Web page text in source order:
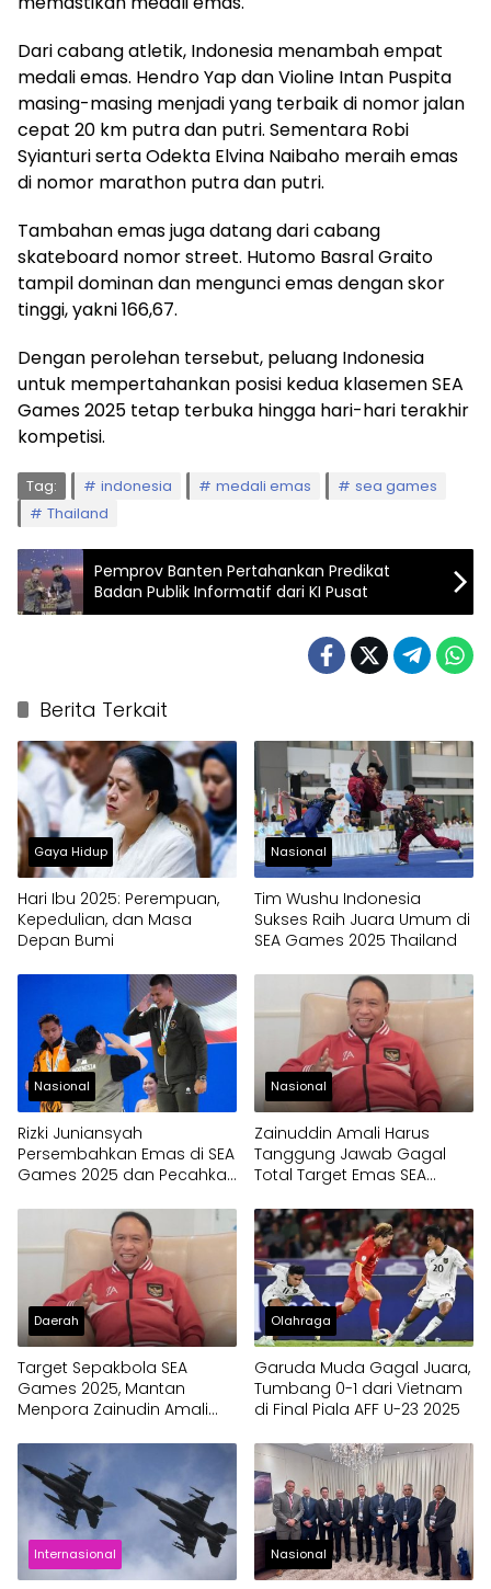
Dari cabang atletik, Indonesia menambah empat
medali emas. Hendro Yap dan Violine Intan Puspita
masing-masing menjadi yang terbaik di nomor jalan
cepat 20 km putra dan putri. Sementara Robi
Syianturi serta Odekta Elvina Naibaho meraih emas
di nomor marathon putra dan putri.
Tambahan emas juga datang dari cabang
skateboard nomor street. Hutomo Basral Graito
tampil dominan dan mengunci emas dengan skor
tinggi, yakni 166,67.
Dengan perolehan tersebut, peluang Indonesia
untuk mempertahankan posisi kedua klasemen SEA
Games 2025 tetap terbuka hingga hari-hari terakhir
kompetisi.
Tag: indonesia medali emas
sea games
Thailand
Pemprov Banten Pertahankan Predikat
Badan Publik Informatif dari KI Pusat
Berita Terkait
Gaya Hidup
Hari Ibu 2025: Perempuan,
Kepedulian, dan Masa
Depan Bumi
Nasional
Tim Wushu Indonesia
Sukses Raih Juara Umum di
SEA Games 2025 Thailand
Nasional
Rizki Juniansyah
Persembahkan Emas di SEA
Games 2025 dan Pecahkan
Nasional
Zainuddin Amali Harus
Tanggung Jawab Gagal
Total Target Emas SEA
Daerah
Target Sepakbola SEA
Games 2025, Mantan
Menpora Zainudin Amali
Pemerintah
Olahraga
Garuda Muda Gagal Juara,
Tumbang 0-1 dari Vietnam
di Final Piala AFF U-23 2025
Internasional Nasional